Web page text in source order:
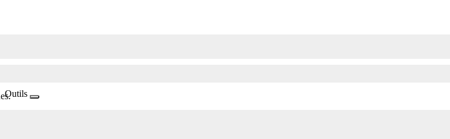
Outils